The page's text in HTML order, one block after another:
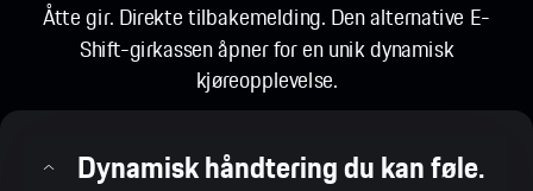
Åtte gir. Direkte tilbakemelding. Den alternative E-
Shift-girkassen åpner for en unik dynamisk
kjøreopplevelse.
Dynamisk håndtering du kan føle.